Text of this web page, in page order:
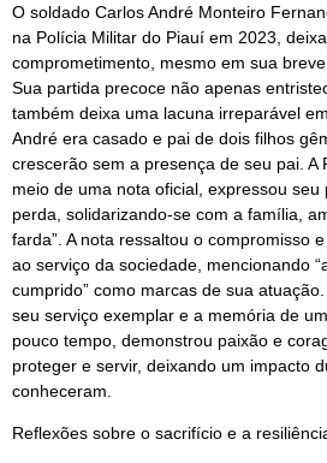
O soldado Carlos André Monteiro
na Polícia Militar do Piauí em 2023,
comprometimento, mesmo em sua
Sua partida precoce não apenas
também deixa uma lacuna irreparável
André era casado e pai de dois filhos
crescerão sem a presença de seu pai. A
meio de uma nota oficial, expressou seu
perda, solidarizando-se com a família,
farda”. A nota ressaltou o compromisso
ao serviço da sociedade, mencionando
cumprido” como marcas de sua
seu serviço exemplar e a memória de
pouco tempo, demonstrou paixão e
proteger e servir, deixando um impacto
conheceram.
Reflexões sobre o sacrifício e a